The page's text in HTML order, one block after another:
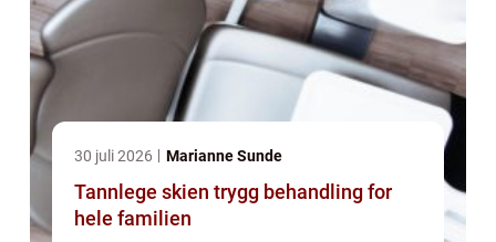
30 juli 2026 Marianne Sunde
Tannlege skien trygg behandling for
hele familien